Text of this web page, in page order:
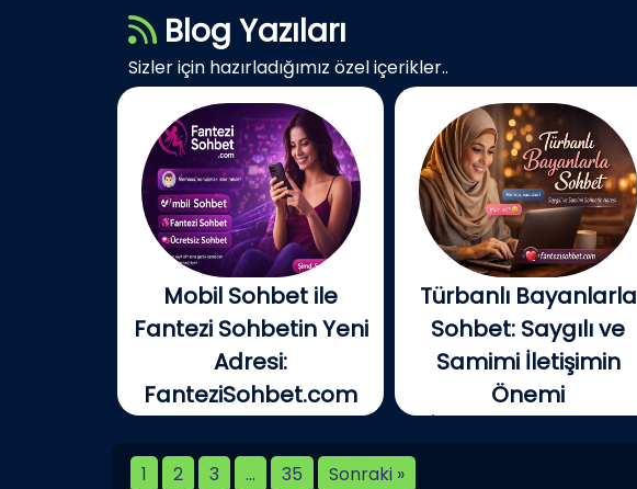
Blog Yazıları
Sizler için hazırladığımız özel içerikler..
Mobil Sohbet ile
Fantezi Sohbetin Yeni
Adresi:
FanteziSohbet.com
Açık konuşayım, artık çoğu
kişi...
Türbanlı Bayanlarla
Sohbet: Saygılı ve
Samimi İletişimin
Önemi
İnternetin gelişmesiyle
1
2 3 … 35 Sonraki »